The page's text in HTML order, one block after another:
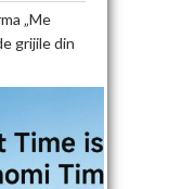
„Me
grijile din